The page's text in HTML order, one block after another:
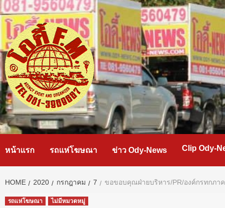
Skip
to
content
หน้าแรก รถแห่โฆษณา ข่าว Ody-News Clip Ody-
HOME 2020 กรกฎาคม 7 ขอขอบคุณฝ่ายบริหาร/PR/องค์กรทกภา
รถแห่โฆษณา ไม่มีหมวดหมู่